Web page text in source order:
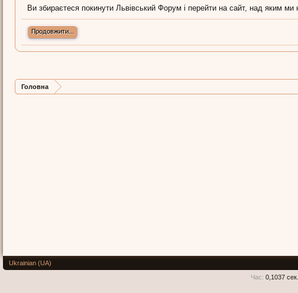
Ви збираєтеся покинути Львівський Форум і перейти на сайт, над яким
Продовжити...
Головна
Ukrainian (UA)
Час: 0,1037 сек.